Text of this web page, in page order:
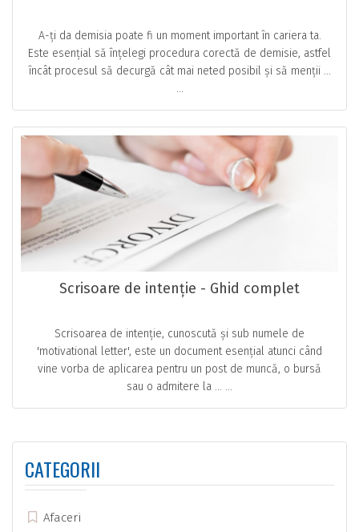
A-ți da demisia poate fi un moment important în cariera ta.
Este esențial să înțelegi procedura corectă de demisie, astfel
încât procesul să decurgă cât mai neted posibil și să menții …
...
Scrisoare de intenție - Ghid complet
Scrisoarea de intenție, cunoscută și sub numele de
'motivational letter', este un document esențial atunci când
vine vorba de aplicarea pentru un post de muncă, o bursă
sau o admitere la … ...
CATEGORII
Afaceri